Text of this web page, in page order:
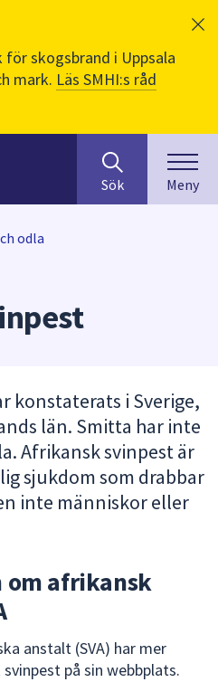
skogsbrand i Uppsala
mark. Läs SMHI:s råd
efter
innehåll
på
skriva
sökförslag
att
presenteras
under
fältet.
Använd
att
sökförslagen
och
Sök Meny
odla
konstaterats i Sverige,
län. Smitta har inte
Afrikansk svin­pest är
sjuk­dom som drabbar
inte människor eller
om afrikansk
anstalt (SVA) har mer
på sin webbplats.